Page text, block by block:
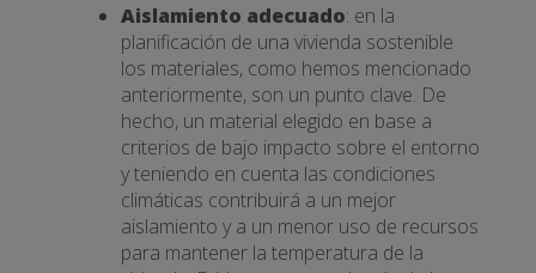
Aislamiento adecuado: en la
planificación de una vivienda sostenible
los materiales, como hemos mencionado
anteriormente, son un punto clave. De
hecho, un material elegido en base a
criterios de bajo impacto sobre el entorno
y teniendo en cuenta las condiciones
climáticas contribuirá a un mejor
aislamiento y a un menor uso de recursos
para mantener la temperatura de la